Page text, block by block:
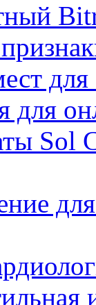
для
для
Sol